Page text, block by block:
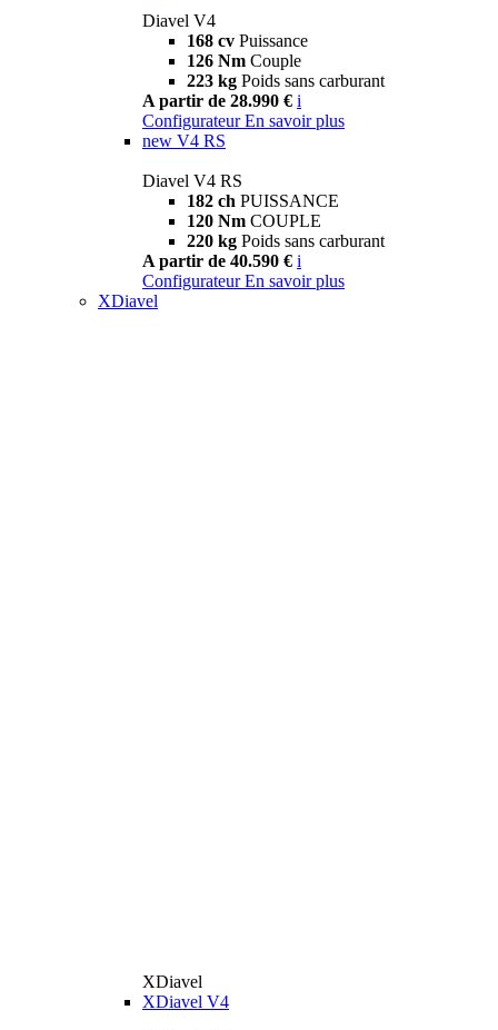
Diavel V4
168 cv Puissance
126 Nm Couple
223 kg Poids sans carburant
A partir de 28.990 € i
Configurateur En savoir plus
new V4 RS
Diavel V4 RS
182 ch PUISSANCE
120 Nm COUPLE
220 kg Poids sans carburant
A partir de 40.590 € i
Configurateur En savoir plus
XDiavel
XDiavel
XDiavel V4